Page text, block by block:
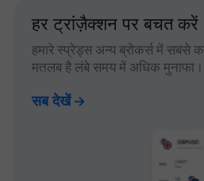
हर ट्रांज़ैक्शन पर बचत करें
हमारे स्प्रेड्स अन्य ब्रोकर्स में सबसे
मतलब है लंबे समय में अधिक मुनाफा।
सब देखें